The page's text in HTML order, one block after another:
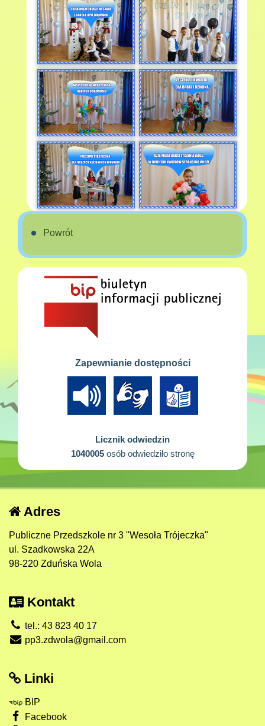
Powrót
Zapewnianie dostępności
Licznik odwiedzin
1040005osób odwiedziło stronę
Adres
Publiczne Przedszkole nr 3 "Wesoła Trójeczka"
ul. Szadkowska 22A
98-220 Zduńska Wola
Kontakt
tel.: 43 823 40 17
pp3.zdwola@gmail.com
Linki
BIP
Facebook